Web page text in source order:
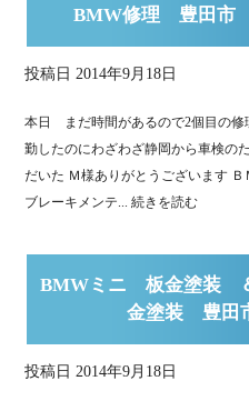
BMW修
投稿日 2014年9月18日
本日 まだ時間があるので2個目の修
勤したのにわざわざ静岡から車検の
だいた Ｍ様ありがとうございます
ブレーキメンテ...続きを読む
BMWミニ 板金
金塗装 豊田
投稿日 2014年9月18日